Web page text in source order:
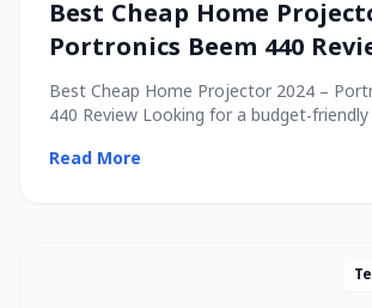
Best Cheap Home
Portronics Beem 440
Best Cheap Home Projector 2024 –
440 Review Looking for a budget-
Read More